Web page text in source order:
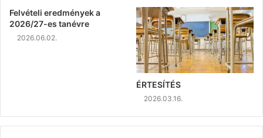
Felvételi eredmények a
2026/27-es tanévre
2026.06.02.
ÉRTESÍTÉS
2026.03.16.